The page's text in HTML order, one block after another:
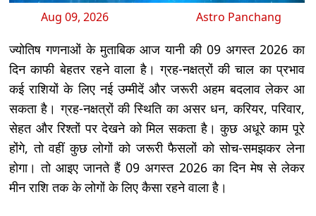
Aug 09, 2026 Astro Panchang
ज्योतिष गणनाओं के मुताबिक आज यानी की 09 अगस्त 2026 का
दिन काफी बेहतर रहने वाला है। ग्रह-नक्षत्रों की चाल का प्रभाव
कई राशियों के लिए नई उम्मीदें और जरूरी अहम बदलाव लेकर आ
सकता है। ग्रह-नक्षत्रों की स्थिति का असर धन, करियर, परिवार,
सेहत और रिश्तों पर देखने को मिल सकता है। कुछ अधूरे काम पूरे
होंगे, तो वहीं कुछ लोगों को जरूरी फैसलों को सोच-समझकर लेना
होगा। तो आइए जानते हैं 09 अगस्त 2026 का दिन मेष से लेकर
मीन राशि तक के लोगों के लिए कैसा रहने वाला है।